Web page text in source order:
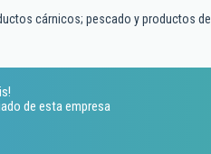
cárnicos; pescado y productos del
de esta empresa